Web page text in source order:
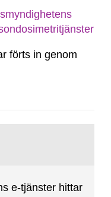
förts in genom
e-tjänster hittar